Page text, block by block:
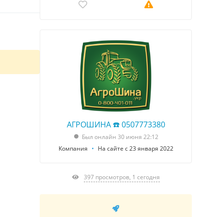
АГРОШИНА ☎️ 0507773380
Был онлайн 30 июня 22:12
Компания
На сайте с 23 января 2022
397 просмотров, 1 сегодня